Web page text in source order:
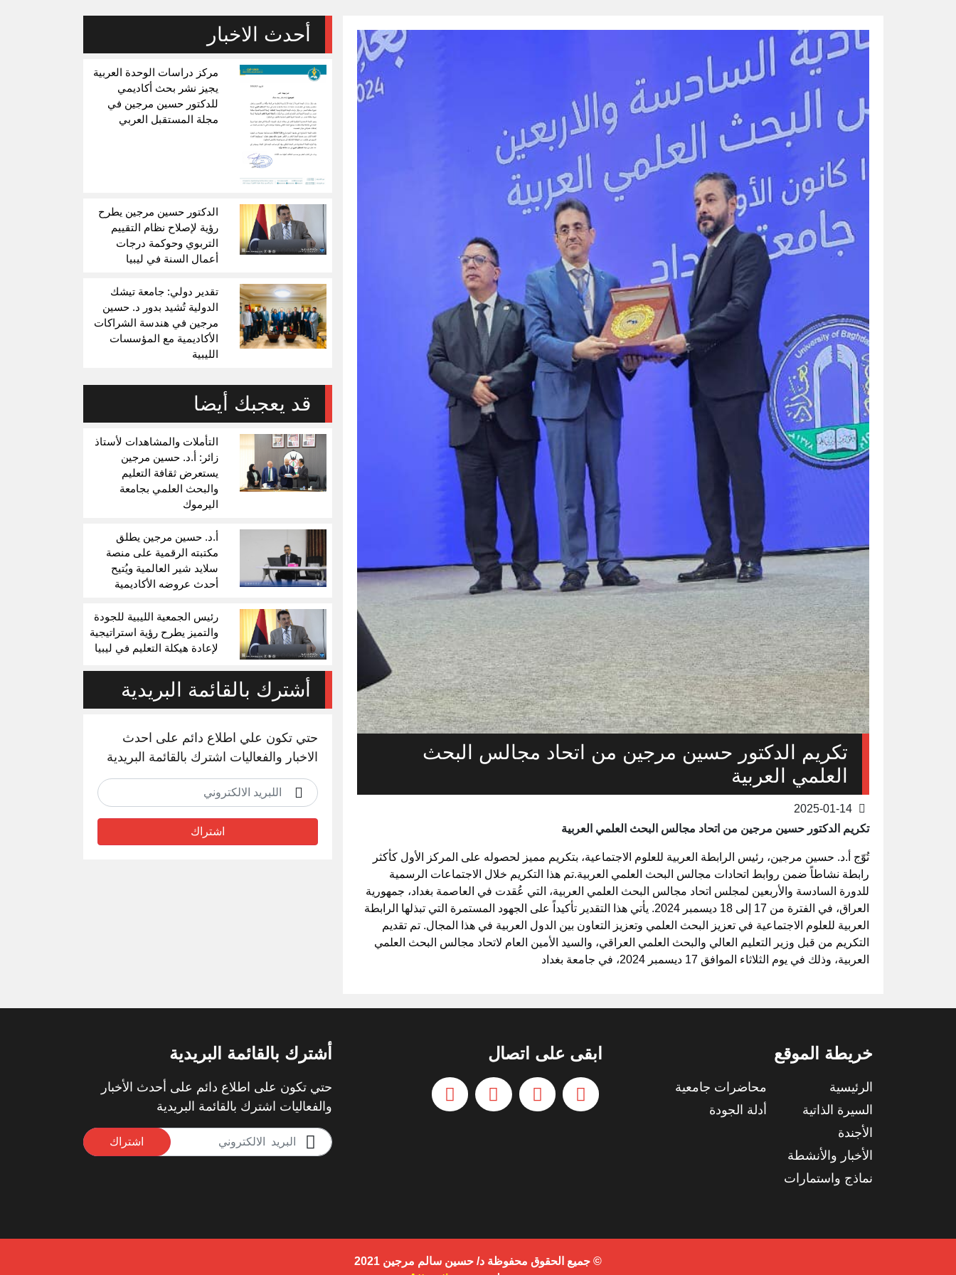
تكريم الدكتور حسين مرجين من اتحاد مجالس البحث
العلمي العربية
تكريم الدكتور حسين مرجين من اتحاد مجالس البحث العلمي العربية
تُوّج أ.د. حسين مرجين، رئيس الرابطة العربية للعلوم الاجتماعية، بتكريم مميز لحصوله على المركز الأول كأكثر
رابطة نشاطاً ضمن روابط اتحادات مجالس البحث العلمي العربية.تم هذا التكريم خلال الاجتماعات الرسمية
للدورة السادسة والأربعين لمجلس اتحاد مجالس البحث العلمي العربية، التي عُقدت في العاصمة بغداد، جمهورية
العراق، في الفترة من 17 إلى 18 ديسمبر 2024. يأتي هذا التقدير تأكيداً على الجهود المستمرة التي تبذلها الرابطة
العربية للعلوم الاجتماعية في تعزيز البحث العلمي وتعزيز التعاون بين الدول العربية في هذا المجال. تم تقديم
التكريم من قبل وزير التعليم العالي والبحث العلمي العراقي، والسيد الأمين العام لاتحاد مجالس البحث العلمي
العربية، وذلك في يوم الثلاثاء الموافق 17 ديسمبر 2024، في جامعة بغداد
أحدث الاخبار
مركز دراسات الوحدة العربية
يجيز نشر بحث أكاديمي
للدكتور حسين مرجين في
مجلة المستقبل العربي
الدكتور حسين مرجين يطرح
رؤية لإصلاح نظام التقييم
التربوي وحوكمة درجات
أعمال السنة في ليبيا
تقدير دولي: جامعة تيشك
الدولية تُشيد بدور د. حسين
مرجين في هندسة الشراكات
الأكاديمية مع المؤسسات
الليبية
قد يعجبك أيضا
التأملات والمشاهدات لأستاذ
زائر: أ.د. حسين مرجين
يستعرض ثقافة التعليم
والبحث العلمي بجامعة
اليرموك
أ.د. حسين مرجين يطلق
مكتبته الرقمية على منصة
سلايد شير العالمية ويُتيح
أحدث عروضه الأكاديمية
رئيس الجمعية الليبية للجودة
والتميز يطرح رؤية استراتيجية
لإعادة هيكلة التعليم في ليبيا
أشترك بالقائمة البريدية
حتي تكون علي اطلاع دائم على احدث
الاخبار والفعاليات اشترك بالقائمة البريدية
اشتراك
خريطة الموقع
الرئيسية
السيرة الذاتية
الأجندة
الأخبار والأنشطة
نماذج واستمارات
محاضرات جامعية
أدلة الجودة
ابقى على اتصال أشترك بالقائمة البريدية
حتي تكون على اطلاع دائم على أحدث الأخبار
والفعاليات اشترك بالقائمة البريدية
اشتراك
© جميع الحقوق محفوظة د/ حسين سالم مرجين 2021